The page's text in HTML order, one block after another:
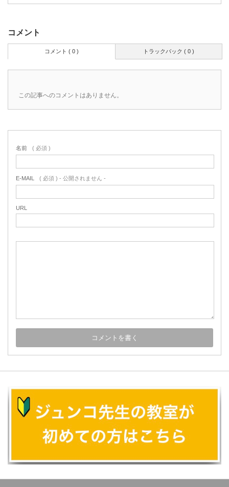
コメント
トラックバック ( 0 )
コメント ( 0 )
この記事へのコメントはありません。
名前 ( 必須 )
E-MAIL ( 必須 ) - 公開されません -
URL